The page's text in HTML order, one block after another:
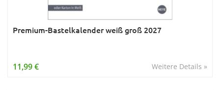
Premium-Bastelkalender weiß groß 2027
Weitere Details »
11,99 €